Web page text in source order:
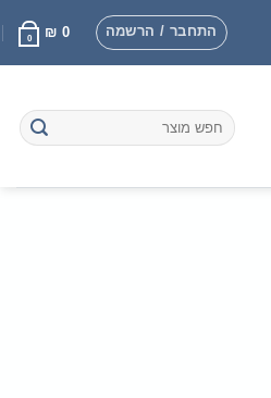
התחבר / הרשמה ₪ 0
0
חיפוש
עבור: